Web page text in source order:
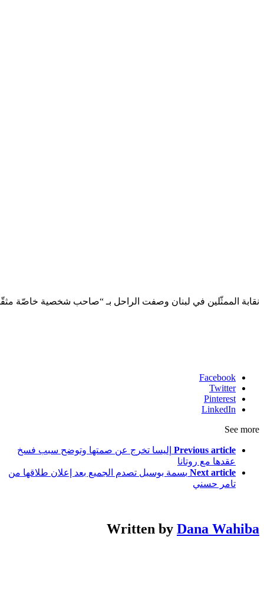
نقابة الممثّلين في لبنان وصفت الراحل بـ “صاحب شخصية خاصّة
Facebook
Twitter
Pinterest
LinkedIn
See more
Previous article إليسا تخرج عن صمتها وتوضح سبب فسخ
عقدها مع روتانا
Next article بسمة بوسيل تصدم الجميع بعد إعلان طلاقها من
تامر حسني
Written by Dana Wahiba